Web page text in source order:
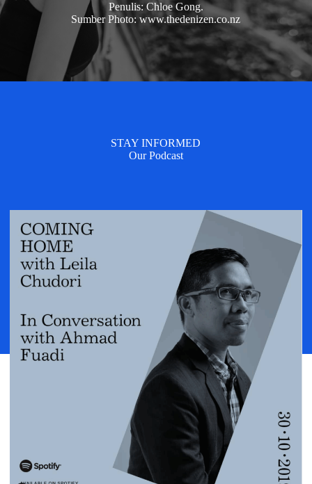
Penulis: Chloe Gong.
Sumber Photo: www.thedenizen.co.nz
STAY INFORMED
Our Podcast